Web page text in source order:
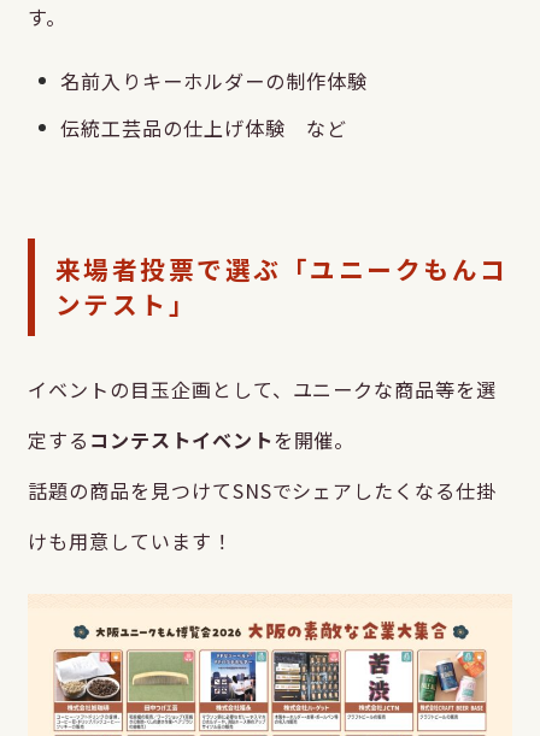
す。
名前入りキーホルダーの制作体験
伝統工芸品の仕上げ体験 など
来場者投票で選ぶ「ユニークもんコ
ンテスト」
イベントの目玉企画として、ユニークな商品等を選
定する コンテストイベント を開催。
話題の商品を見つけてSNSでシェアしたくなる仕掛
けも用意しています！